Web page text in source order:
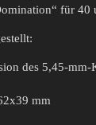
für
des 5,45-
mm